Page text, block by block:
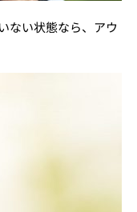
ない状態なら、アウ